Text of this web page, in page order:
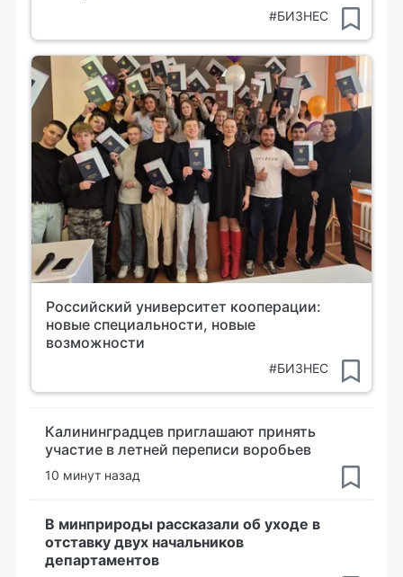
#БИЗНЕС
Российский университет кооперации:
новые специальности, новые
возможности
#БИЗНЕС
Калининградцев приглашают принять
участие в летней переписи воробьев
10 минут назад
В минприроды рассказали об уходе в
отставку двух начальников
департаментов